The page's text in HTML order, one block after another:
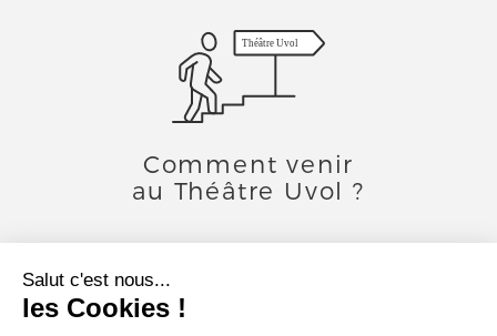
Théâtre Uvol
Comment venir
au Théâtre Uvol ?